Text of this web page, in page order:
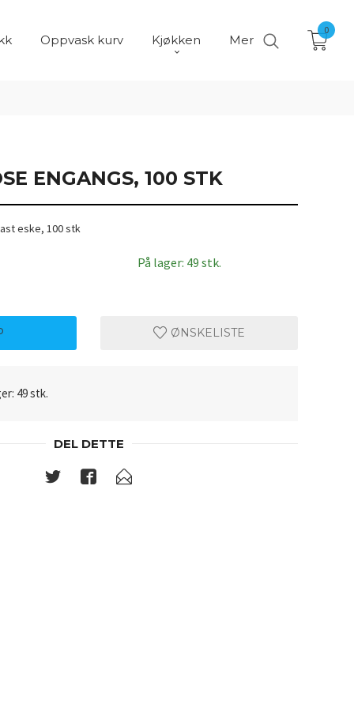
Oppvask kurv Kjøkken Mer
0
ENGANGS, 100 STK
eske, 100 stk
På lager: 49 stk.
ØNSKELISTE
49 stk.
DEL DETTE